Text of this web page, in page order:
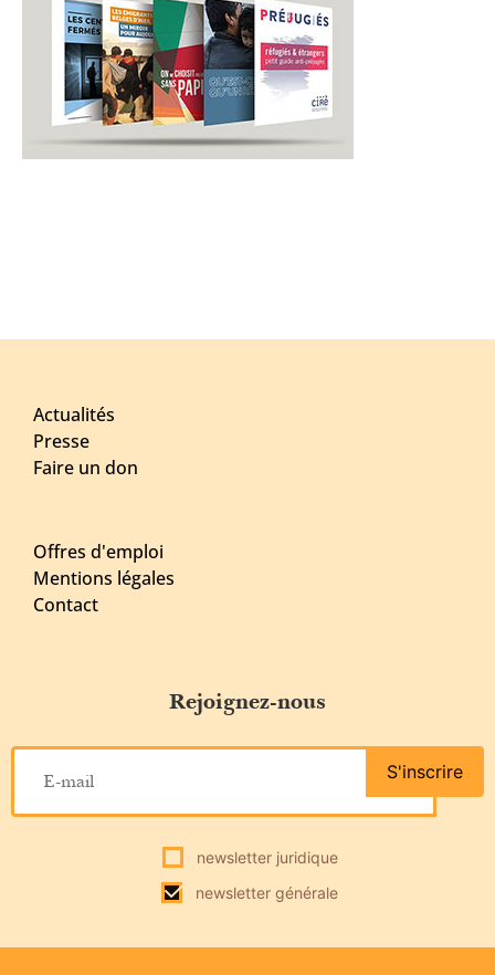
Actualités
Presse
Faire un don
Offres d'emploi
Mentions légales
Contact
Rejoignez-nous
newsletter juridique
newsletter générale
S'inscrire